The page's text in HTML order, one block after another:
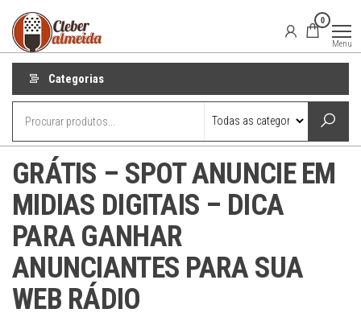
Pular
para
o
conteúdo
Cleber
Almeida
projeto de
comunicação
0
Menu
Categorias
GRÁTIS – SPOT ANUNCIE EM
MIDIAS DIGITAIS – DICA
PARA GANHAR
ANUNCIANTES PARA SUA
WEB RÁDIO